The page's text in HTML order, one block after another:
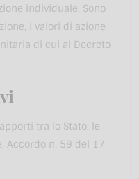
individuale. Sono
i valori di azione
di cui al Decreto
tra lo Stato, le
Accordo n. 59 del 17